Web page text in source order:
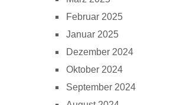
Februar 2025
Januar 2025
Dezember 2024
Oktober 2024
September 2024